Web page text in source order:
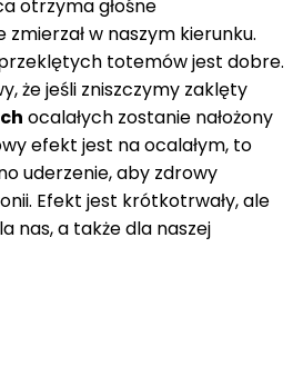
otrzyma głośne
w naszym kierunku.
totemów jest dobre.
że jeśli zniszczymy zaklęty
ocalałych zostanie nałożony
efekt jest na ocalałym, to
uderzenie, aby zdrowy
Efekt jest krótkotrwały, ale
nas, a także dla naszej